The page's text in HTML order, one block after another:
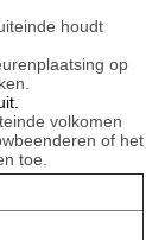
houdt
op
volkomen
of het
toe.